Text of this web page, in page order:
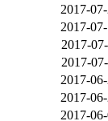
2017-
2017-
2017-
2017-
2017-
2017-
2017-